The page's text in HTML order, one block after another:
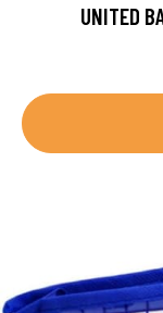
UNITED